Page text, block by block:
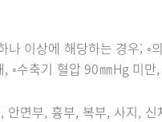
이상에 해당하는 경우; ◦
◦수축기 혈압 90㎜Hg 미
면부, 흉부, 복부, 사지, 신